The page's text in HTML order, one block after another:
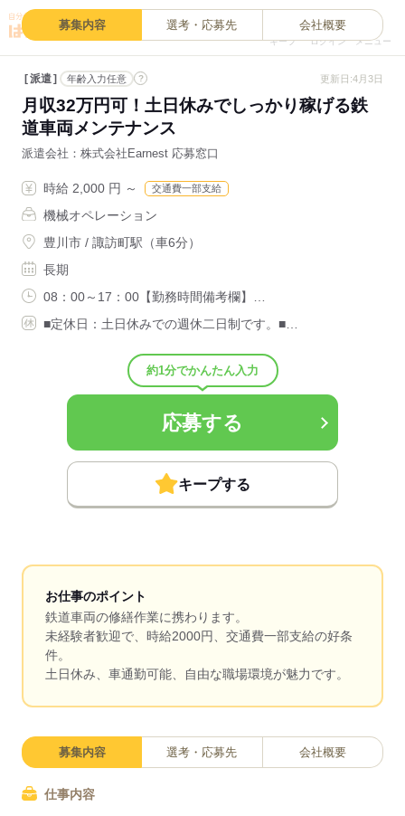
キープ ログイン メニュー
募集内容 選考・応募先 会社概要
派遣 年齢入力任意 ? 更新日:4月3日
月収32万円可！土日休みでしっかり稼げる鉄
道車両メンテナンス
派遣会社 株式会社Earnest 応募窓口
時給 2,000 円 ～ 交通費一部支給
機械オペレーション
豊川市 / 諏訪町駅（車6分）
長期
08：00～17：00【勤務時間備考欄】…
■定休日：土日休みでの週休二日制です。■…
約1分でかんたん入力
応募する
キープする
お仕事のポイント
鉄道車両の修繕作業に携わります。
未経験者歓迎で、時給2000円、交通費一部支給の好条
件。
土日休み、車通勤可能、自由な職場環境が魅力です。
募集内容 選考・応募先 会社概要
仕事内容